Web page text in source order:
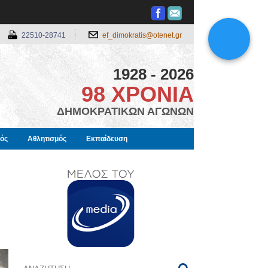
22510-28741 ef_dimokratis@otenet.gr
1928 - 2026
98 ΧΡΟΝΙΑ
ΔΗΜΟΚΡΑΤΙΚΩΝ ΑΓΩΝΩΝ
Αθλητισμός Εκπαίδευση